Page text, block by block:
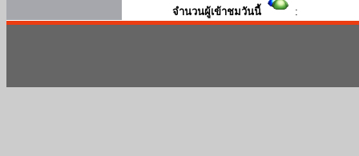
จำนวนผู้เข้าชมวันนี้ :